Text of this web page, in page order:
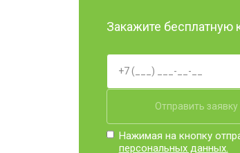
Закажите бесплатную
Отправить заявку
Нажимая на кнопку
персональных данных.